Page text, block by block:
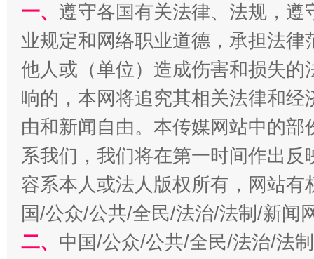
千年窑火 生生不息 一
一、 遵守各国有关法律、法规，
业规定和网络职业道德，承担法
他人或（单位）造成伤害和损失
响的，本网将追究其相关法律和
由和新闻自由。本传媒网站中的
系我们，我们将在第一时间作出
容系本人或法人版权所有，网站
国/公众/公共/全民/法治/法制/新闻
二、 中国/公众/公共/全民/法治/法